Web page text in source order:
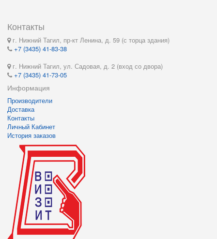
Контакты
г. Нижний Тагил, пр-кт Ленина, д. 59 (с торца здания)
+7 (3435) 41-83-38
г. Нижний Тагил, ул. Садовая, д. 2 (вход со двора)
+7 (3435) 41-73-05
Информация
Производители
Доставка
Контакты
Личный Кабинет
История заказов